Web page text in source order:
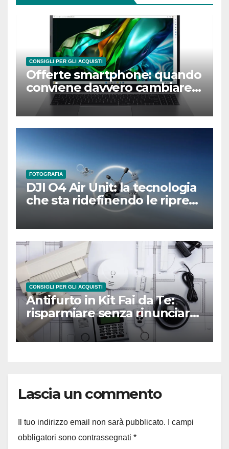
CONSIGLI PER GLI ACQUISTI
Offerte smartphone: quando
conviene davvero cambiare
telefono?
FOTOGRAFIA
DJI O4 Air Unit: la tecnologia
che sta ridefinendo le riprese
sportive dall’alto
CONSIGLI PER GLI ACQUISTI
Antifurto in Kit Fai da Te:
risparmiare senza rinunciare
alla sicurezza
Lascia un commento
Il tuo indirizzo email non sarà pubblicato.
I campi
obbligatori sono contrassegnati *